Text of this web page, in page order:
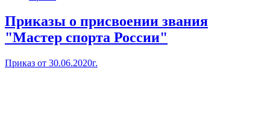
Приказы о присвоении звания
"Мастер спорта России"
Приказ от 30.06.2020г.